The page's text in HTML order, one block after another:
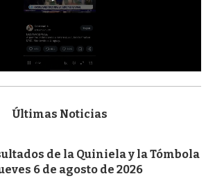
Últimas Noticias
de la Quiniela y la Tómbola
6 de agosto de 2026